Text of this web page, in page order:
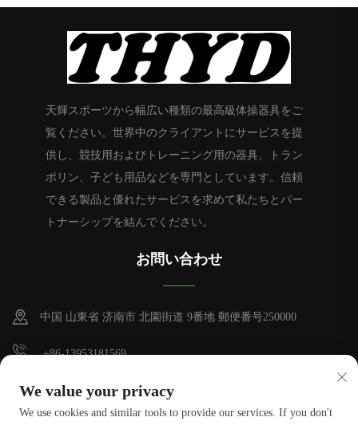
天輝スポーツから幅広い種類の最高級体操器具をご
覧ください。世界中のクライアントにサービスを提
供し、競技用およびトレーニング用の器具、トラン
ポリン、子ども用品などを専門としています。信頼
できる製品と優れたサービスを求めて私たちとパー
トナーシップを結んでください。
お問い合わせ
中国 山東省 济南市 北園街道 9番地 郵便番号250000
+86-13953181569
[email protected]
We value your privacy
We use cookies and similar tools to provide our services. If you don't